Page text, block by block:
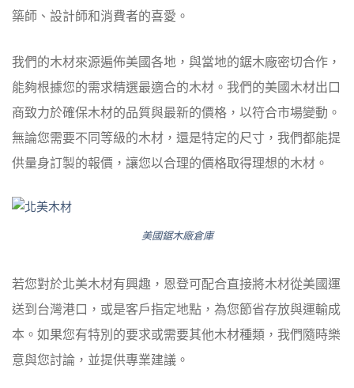
築師、設計師和消費者的喜愛。
我們的木材來源遍佈美國各地，與當地的鋸木廠密切合作，
能夠根據您的需求精選最適合的木材。我們的美國木材出口
商致力於確保木材的品質與最新的價格，以符合市場變動。
無論您需要不同等級的木材，還是特定的尺寸，我們都能提
供量身訂製的報價，讓您以合理的價格取得理想的木材。
美國鋸木廠倉庫
若您對於北美木材有興趣，恩登可配合直接將木材從美國運
送到台灣港口，或是客戶指定地點，為您節省存放與運輸成
本。如果您有特別的要求或需要其他木材種類，我們隨時樂
意與您討論，並提供專業建議。